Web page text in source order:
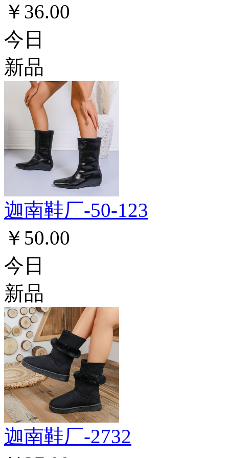
￥36.00
今日
新品
迦南鞋厂-50-123
￥50.00
今日
新品
迦南鞋厂-2732